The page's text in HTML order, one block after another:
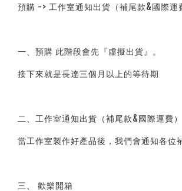
預購 -> 工作室通知出貨（補尾款&國際運
一、預購 此階段會先『虛擬出貨』。
接下來就是長達三個月以上的等待期
二、工作室通知出貨（補尾款&國際運費）
當工作室製作好產品後，我們會通知各位
三、 歡樂開箱